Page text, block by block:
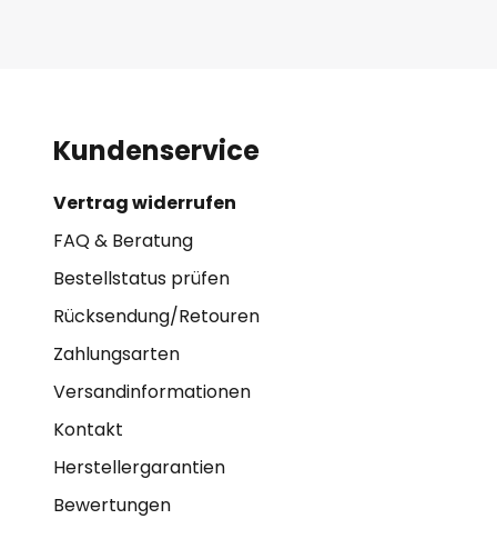
Kundenservice
Vertrag widerrufen
FAQ & Beratung
Bestellstatus prüfen
Rücksendung/Retouren
Zahlungsarten
Versandinformationen
Kontakt
Herstellergarantien
Bewertungen